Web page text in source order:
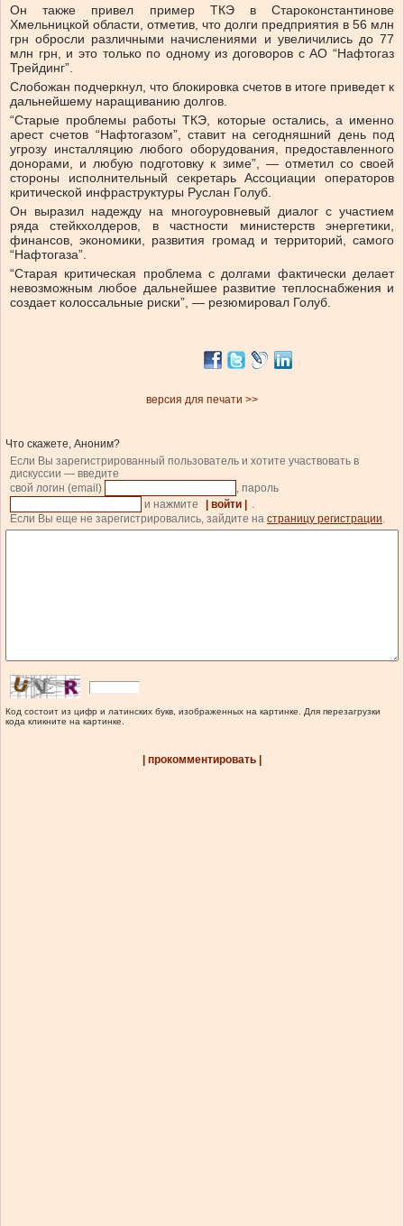
Он также привел пример ТКЭ в Староконстантинове
Хмельницкой области, отметив, что долги предприятия в 56 млн
грн обросли различными начислениями и увеличились до 77
млн грн, и это только по одному из договоров с АО “Нафтогаз
Трейдинг”.
Слобожан подчеркнул, что блокировка счетов в итоге приведет к
дальнейшему наращиванию долгов.
“Старые проблемы работы ТКЭ, которые остались, а именно
арест счетов “Нафтогазом”, ставит на сегодняшний день под
угрозу инсталляцию любого оборудования, предоставленного
донорами, и любую подготовку к зиме”, — отметил со своей
стороны исполнительный секретарь Ассоциации операторов
критической инфраструктуры Руслан Голуб.
Он выразил надежду на многоуровневый диалог с участием
ряда стейкхолдеров, в частности министерств энергетики,
финансов, экономики, развития громад и территорий, самого
“Нафтогаза”.
“Старая критическая проблема с долгами фактически делает
невозможным любое дальнейшее развитие теплоснабжения и
создает колоссальные риски”, — резюмировал Голуб.
версия для печати >>
Что скажете, Аноним?
Если Вы зарегистрированный пользователь и хотите участвовать в
дискуссии — введите
свой логин (email)
, пароль
и нажмите
| войти |
.
Если Вы еще не зарегистрировались, зайдите на страницу регистрации.
Код состоит из цифр и латинских букв, изображенных на картинке. Для перезагрузки
кода кликните на картинке.
| прокомментировать |